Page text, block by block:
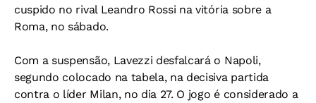
cuspido no rival Leandro Rossi na vitória sobre a
Roma, no sábado.
Com a suspensão, Lavezzi desfalcará o Napoli,
segundo colocado na tabela, na decisiva partida
contra o líder Milan, no dia 27. O jogo é considerado a